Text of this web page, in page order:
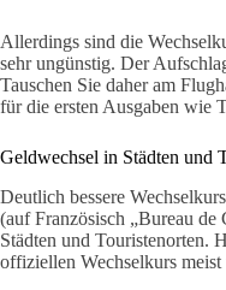
Allerdings sind die
sehr ungünstig. Der
Tauschen Sie daher am
für die ersten Ausgaben wie
Geldwechsel in Städten und
Deutlich bessere
(auf Französisch „Bureau de
Städten und Touristenorten.
offiziellen Wechselkurs meist